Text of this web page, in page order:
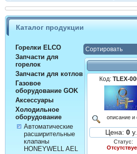
Каталог продукции
Горелки ELCO
Запчасти для
горелок
Запчасти для котлов
Газовое
оборудование GOK
Аксессуары
Холодильное
оборудование
Автоматические
расширительные
клапаны
HONEYWELL AEL
Cортировать
Код:TLEX-
описание и
Цена: 0
Статус: